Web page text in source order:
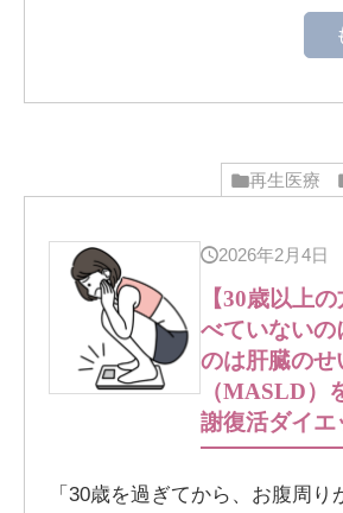
再生医療
2026年2月4日
【30歳以上
べていないの
のは肝臓のせ
（MASLD）
謝復活ダイエ
「30歳を過ぎてから、お腹周り